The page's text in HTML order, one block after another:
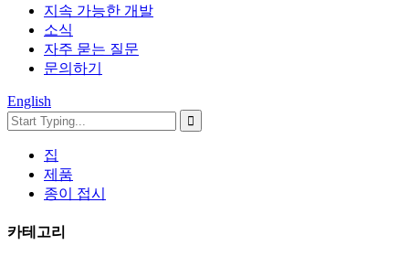
지속 가능한 개발
소식
자주 묻는 질문
문의하기
English
집
제품
종이 접시
카테고리